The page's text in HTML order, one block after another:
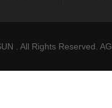
. All Rights Reserved.